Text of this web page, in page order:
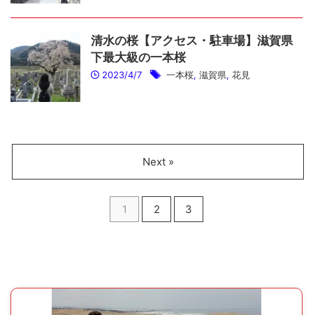
清水の桜【アクセス・駐車場】滋賀県
下最大級の一本桜
2023/4/7 一本桜, 滋賀県, 花見
1 2 3
Next »